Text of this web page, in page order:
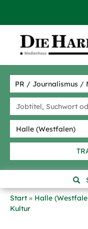
Start
Halle
Kultur